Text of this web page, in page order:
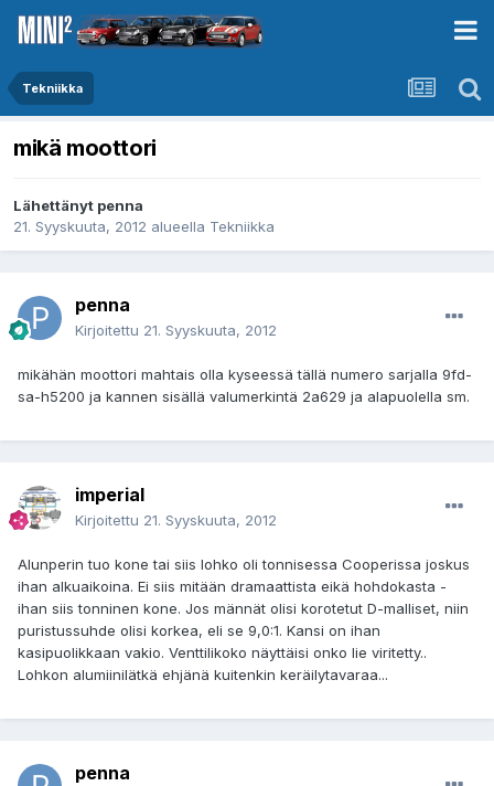
Tekniikka
mikä moottori
Lähettänyt penna
21. Syyskuuta, 2012 alueella Tekniikka
penna
Kirjoitettu 21. Syyskuuta, 2012
mikähän moottori mahtais olla kyseessä tällä numero sarjalla 9fd-
sa-h5200 ja kannen sisällä valumerkintä 2a629 ja alapuolella sm.
imperial
Kirjoitettu 21. Syyskuuta, 2012
Alunperin tuo kone tai siis lohko oli tonnisessa Cooperissa joskus
ihan alkuaikoina. Ei siis mitään dramaattista eikä hohdokasta -
ihan siis tonninen kone. Jos männät olisi korotetut D-malliset, niin
puristussuhde olisi korkea, eli se 9,0:1. Kansi on ihan
kasipuolikkaan vakio. Venttilikoko näyttäisi onko lie viritetty..
Lohkon alumiinilätkä ehjänä kuitenkin keräilytavaraa...
penna